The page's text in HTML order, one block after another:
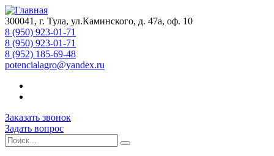
300041, г. Тула, ул.Каминского, д. 47а, оф. 10
8 (950) 923-01-71
8 (950) 923-01-71
8 (952) 185-69-48
potencialagro@yandex.ru
Заказать звонок
Задать вопрос